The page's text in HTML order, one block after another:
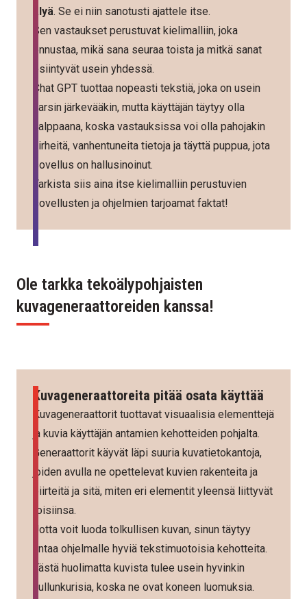
älyä. Se ei niin sanotusti ajattele itse.
Sen vastaukset perustuvat kielimalliin, joka
ennustaa, mikä sana seuraa toista ja mitkä sanat
esiintyvät usein yhdessä.
Chat GPT tuottaa nopeasti tekstiä, joka on usein
varsin järkevääkin, mutta käyttäjän täytyy olla
valppaana, koska vastauksissa voi olla pahojakin
virheitä, vanhentuneita tietoja ja täyttä puppua, jota
sovellus on hallusinoinut.
Tarkista siis aina itse kielimalliin perustuvien
sovellusten ja ohjelmien tarjoamat faktat!
Ole tarkka tekoälypohjaisten
kuvageneraattoreiden kanssa!
Kuvageneraattoreita pitää osata käyttää
Kuvageneraattorit tuottavat visuaalisia elementtejä
ja kuvia käyttäjän antamien kehotteiden pohjalta.
Generaattorit käyvät läpi suuria kuvatietokantoja,
joiden avulla ne opettelevat kuvien rakenteita ja
piirteitä ja sitä, miten eri elementit yleensä liittyvät
toisiinsa.
Jotta voit luoda tolkullisen kuvan, sinun täytyy
antaa ohjelmalle hyviä tekstimuotoisia kehotteita.
Tästä huolimatta kuvista tulee usein hyvinkin
hullunkurisia, koska ne ovat koneen luomuksia.